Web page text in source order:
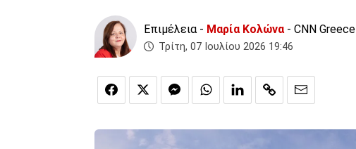
Επιμέλεια - Μαρία Κολώνα- CNN Greece
Τρίτη, 07 Ιουλίου 2026 19:46